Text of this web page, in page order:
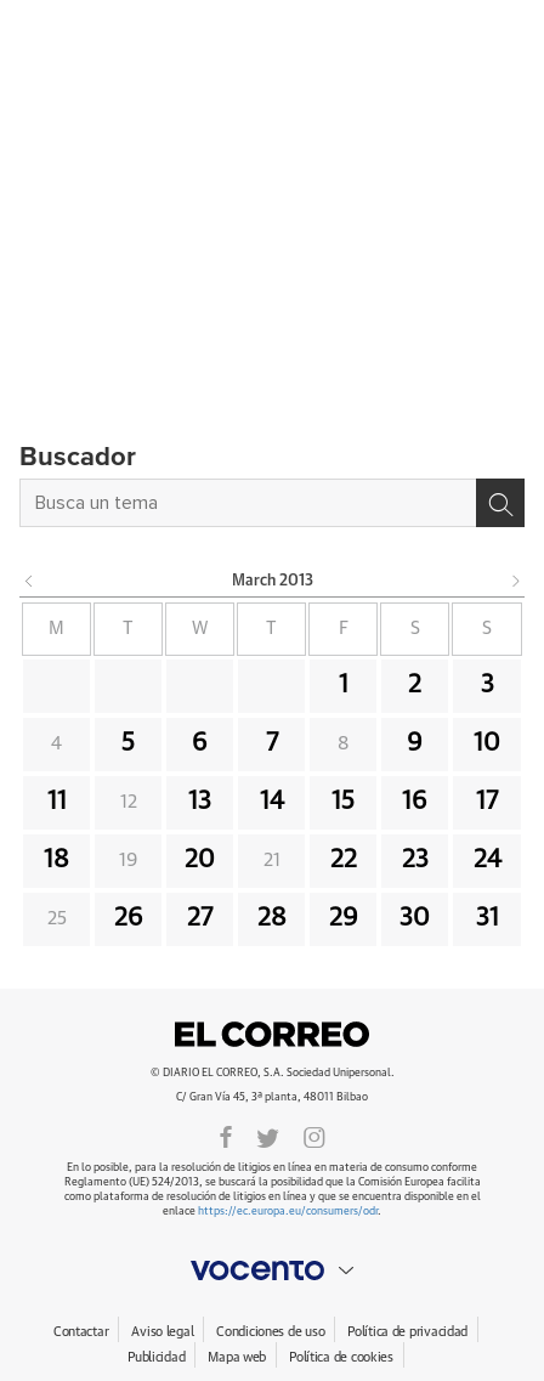
Buscador
March 2013
M W F S S
1 2 3
4 5 6 7 8 9 10
11 12 13 14 15 16 17
18 19 20 21 22 23 24
25 26 27 28 29 30 31
© DIARIO EL CORREO, S.A. Sociedad Unipersonal.
C/ Gran Vía 45, 3ª planta, 48011 Bilbao
En lo posible, para la resolución de litigios en línea en materia de consumo conforme
Reglamento (UE) 524/2013, se buscará la posibilidad que la Comisión Europea facilita
como plataforma de resolución de litigios en línea y que se encuentra disponible en el
enlace https://ec.europa.eu/consumers/odr.
Contactar Aviso legal Condiciones de uso
Política de privacidad
Publicidad
Mapa web Política de cookies